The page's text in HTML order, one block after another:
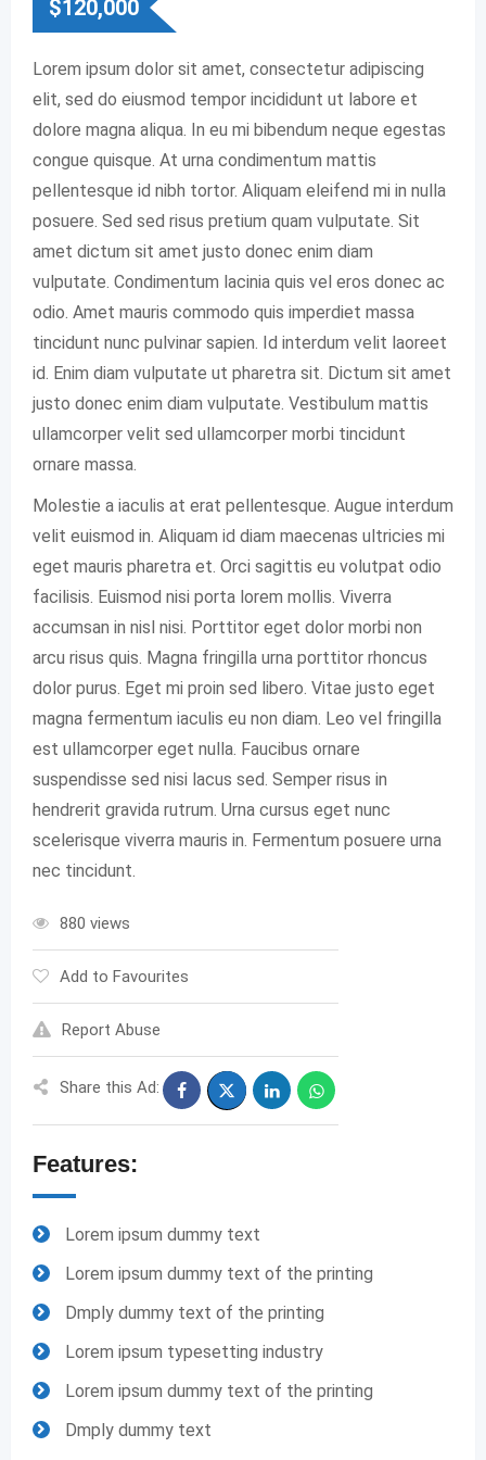
$120,000
Lorem ipsum dolor sit amet, consectetur adipiscing
elit, sed do eiusmod tempor incididunt ut labore et
dolore magna aliqua. In eu mi bibendum neque egestas
congue quisque. At urna condimentum mattis
pellentesque id nibh tortor. Aliquam eleifend mi in nulla
posuere. Sed sed risus pretium quam vulputate. Sit
amet dictum sit amet justo donec enim diam
vulputate. Condimentum lacinia quis vel eros donec ac
odio. Amet mauris commodo quis imperdiet massa
tincidunt nunc pulvinar sapien. Id interdum velit laoreet
id. Enim diam vulputate ut pharetra sit. Dictum sit amet
justo donec enim diam vulputate. Vestibulum mattis
ullamcorper velit sed ullamcorper morbi tincidunt
ornare massa.
Molestie a iaculis at erat pellentesque. Augue interdum
velit euismod in. Aliquam id diam maecenas ultricies mi
eget mauris pharetra et. Orci sagittis eu volutpat odio
facilisis. Euismod nisi porta lorem mollis. Viverra
accumsan in nisl nisi. Porttitor eget dolor morbi non
arcu risus quis. Magna fringilla urna porttitor rhoncus
dolor purus. Eget mi proin sed libero. Vitae justo eget
magna fermentum iaculis eu non diam. Leo vel fringilla
est ullamcorper eget nulla. Faucibus ornare
suspendisse sed nisi lacus sed. Semper risus in
hendrerit gravida rutrum. Urna cursus eget nunc
scelerisque viverra mauris in. Fermentum posuere urna
nec tincidunt.
880 views
Add to Favourites
Report Abuse
Share this Ad:
Features:
Lorem ipsum dummy text
Lorem ipsum dummy text of the printing
Dmply dummy text of the printing
Lorem ipsum typesetting industry
Lorem ipsum dummy text of the printing
Dmply dummy text